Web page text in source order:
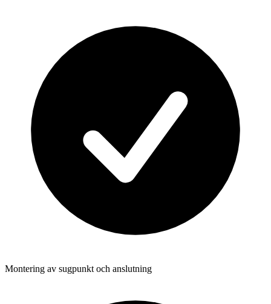
Montering av sugpunkt och anslutning